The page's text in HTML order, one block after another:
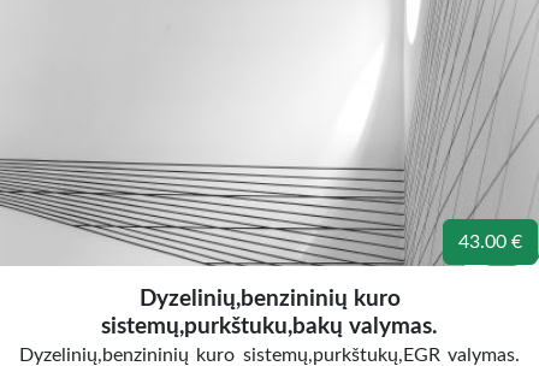
43.00 €
Dyzelinių,benzininių kuro
sistemų,purkštuku,bakų valymas.
Dyzelinių,benzininių kuro sistemų,purkštukų,EGR valymas.